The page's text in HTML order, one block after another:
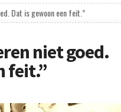
Dat is gewoon een feit.”
niet goed.
feit.”